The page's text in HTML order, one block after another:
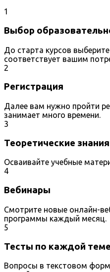
1
Выбор
До старта курсов
соответствует вашим
2
Регистрация
Далее вам нужно пройти
занимает много времени.
3
Теоретические знания
Осваивайте учебные
4
Вебинары
Смотрите новые онлайн-
программы каждый месяц.
5
Тесты по каждой
Вопросы в текстовом